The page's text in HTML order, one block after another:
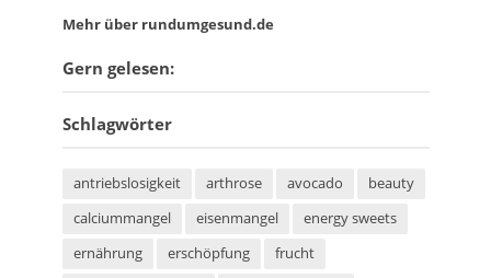
Mehr über rundumgesund.de
Gern gelesen:
Schlagwörter
antriebslosigkeit arthrose avocado
beauty
calciummangel
eisenmangel
energy sweets
ernährung
erschöpfung frucht